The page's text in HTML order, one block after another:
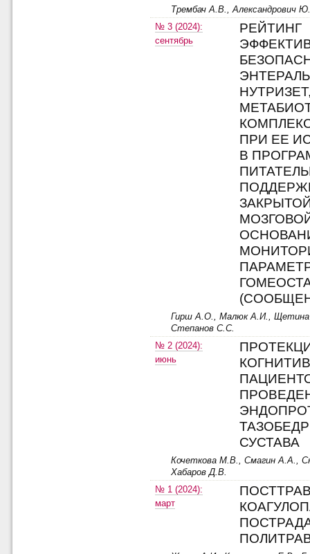
Трембач А.В., Александрович
№ 3 (2024):
сентябрь
РЕЙТИНГ
ПРИ ЕЕ
В
Гирш А.О., Малюк А.И.,
Степанов С.С.
№ 2 (2024):
июнь
СУСТАВА
Кочеткова М.В., Смагин А.А.,
Хабаров Д.В.
№ 1 (2024):
март